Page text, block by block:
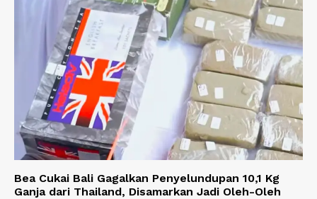
Bea Cukai Bali Gagalkan Penyelundupan 10,1 Kg
Ganja dari Thailand, Disamarkan Jadi Oleh-Oleh